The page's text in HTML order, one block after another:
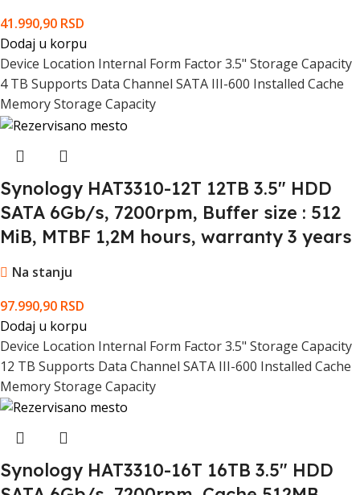
41.990,90 RSD
Dodaj u korpu
Device Location Internal Form Factor 3.5" Storage Capacity
4 TB Supports Data Channel SATA III-600 Installed Cache
Memory Storage Capacity
Synology HAT3310-12T 12TB 3.5" HDD
SATA 6Gb/s, 7200rpm, Buffer size : 512
MiB, MTBF 1,2M hours, warranty 3 years
Na stanju
97.990,90 RSD
Dodaj u korpu
Device Location Internal Form Factor 3.5" Storage Capacity
12 TB Supports Data Channel SATA III-600 Installed Cache
Memory Storage Capacity
Synology HAT3310-16T 16TB 3.5" HDD